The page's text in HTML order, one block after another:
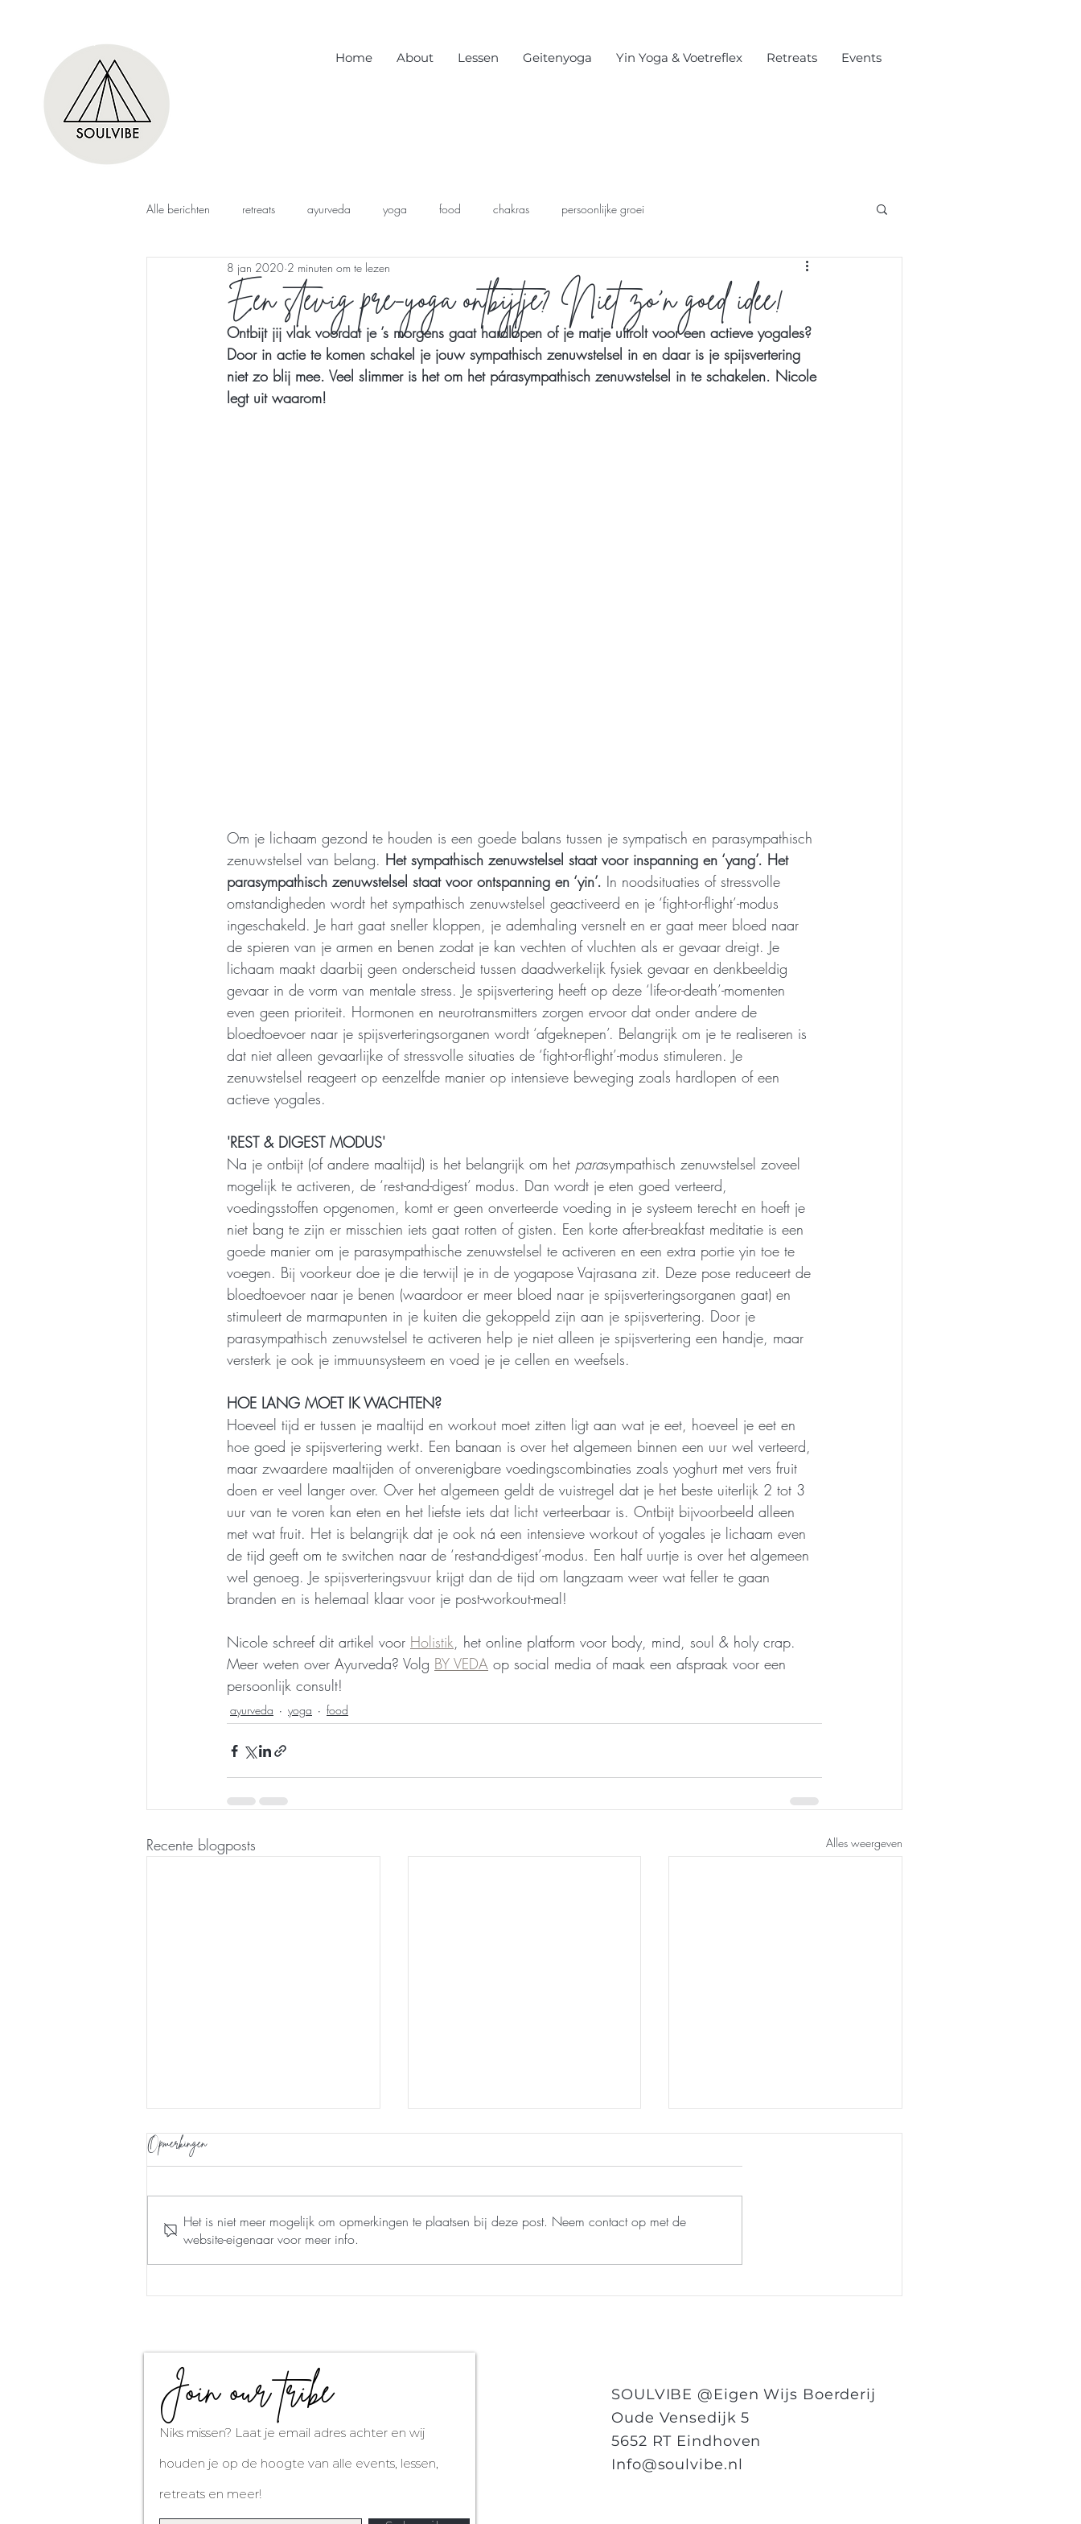
Home About Lessen Geitenyoga Yin Yoga & Voetreflex Retreats Events
Alle berichten retreats ayurveda yoga food chakras persoonlijke groei
Een stevig pre-yoga ontbijtje? Niet zo'n goed idee!
8 jan 2020 2 minuten om te lezen
Ontbijt jij vlak voordat je ’s morgens gaat hardlopen of je matje uitrolt voor een actieve yogales?
Door in actie te komen schakel je jouw sympathisch zenuwstelsel in en daar is je spijsvertering
niet zo blij mee. Veel slimmer is het om het párasympathisch zenuwstelsel in te schakelen. Nicole
legt uit waarom!
Om je lichaam gezond te houden is een goede balans tussen je sympatisch en parasympathisch
zenuwstelsel van belang. Het sympathisch zenuwstelsel staat voor inspanning en ‘yang’. Het
parasympathisch zenuwstelsel staat voor ontspanning en ‘yin’. In noodsituaties of stressvolle
omstandigheden wordt het sympathisch zenuwstelsel geactiveerd en je ‘fight-or-flight’-modus
ingeschakeld. Je hart gaat sneller kloppen, je ademhaling versnelt en er gaat meer bloed naar
de spieren van je armen en benen zodat je kan vechten of vluchten als er gevaar dreigt. Je
lichaam maakt daarbij geen onderscheid tussen daadwerkelijk fysiek gevaar en denkbeeldig
gevaar in de vorm van mentale stress. Je spijsvertering heeft op deze ‘life-or-death’-momenten
even geen prioriteit. Hormonen en neurotransmitters zorgen ervoor dat onder andere de
bloedtoevoer naar je spijsverteringsorganen wordt ‘afgeknepen’. Belangrijk om je te realiseren is
dat niet alleen gevaarlijke of stressvolle situaties de ‘fight-or-flight’-modus stimuleren. Je
zenuwstelsel reageert op eenzelfde manier op intensieve beweging zoals hardlopen of een
actieve yogales.
'REST & DIGEST MODUS'
Na je ontbijt (of andere maaltijd) is het belangrijk om het parasympathisch zenuwstelsel zoveel
mogelijk te activeren, de ‘rest-and-digest’ modus. Dan wordt je eten goed verteerd,
voedingsstoffen opgenomen, komt er geen onverteerde voeding in je systeem terecht en hoeft je
niet bang te zijn er misschien iets gaat rotten of gisten. Een korte after-breakfast meditatie is een
goede manier om je parasympathische zenuwstelsel te activeren en een extra portie yin toe te
voegen. Bij voorkeur doe je die terwijl je in de yogapose Vajrasana zit. Deze pose reduceert de
bloedtoevoer naar je benen (waardoor er meer bloed naar je spijsverteringsorganen gaat) en
stimuleert de marmapunten in je kuiten die gekoppeld zijn aan je spijsvertering. Door je
parasympathisch zenuwstelsel te activeren help je niet alleen je spijsvertering een handje, maar
versterk je ook je immuunsysteem en voed je je cellen en weefsels.
HOE LANG MOET IK WACHTEN?
Hoeveel tijd er tussen je maaltijd en workout moet zitten ligt aan wat je eet, hoeveel je eet en
hoe goed je spijsvertering werkt. Een banaan is over het algemeen binnen een uur wel verteerd,
maar zwaardere maaltijden of onverenigbare voedingscombinaties zoals yoghurt met vers fruit
doen er veel langer over. Over het algemeen geldt de vuistregel dat je het beste uiterlijk 2 tot 3
uur van te voren kan eten en het liefste iets dat licht verteerbaar is. Ontbijt bijvoorbeeld alleen
met wat fruit. Het is belangrijk dat je ook ná een intensieve workout of yogales je lichaam even
de tijd geeft om te switchen naar de ‘rest-and-digest’-modus. Een half uurtje is over het algemeen
wel genoeg. Je spijsverteringsvuur krijgt dan de tijd om langzaam weer wat feller te gaan
branden en is helemaal klaar voor je post-workout-meal!
Nicole schreef dit artikel voor Holistik, het online platform voor body, mind, soul & holy crap.
Meer weten over Ayurveda? Volg BY VEDA op social media of maak een afspraak voor een
persoonlijk consult!
ayurveda yoga food
Recente blogposts Alles weergeven
Ayurveda helpt je de kerst door met
7 Ayurvedische eyeopeners voor coffee
Keelchakra: zó communiceer jij vanuit
Opmerkingen
Het is niet meer mogelijk om opmerkingen te plaatsen bij deze post. Neem contact op met de
website-eigenaar voor meer info.
Join our tribe
Niks missen? Laat je email adres achter en wij
houden je op de hoogte van alle events, lessen,
retreats en meer!
SOULVIBE @Eigen Wijs Boerderij
Oude Vensedijk 5
5652 RT Eindhoven
Info@soulvibe.nl